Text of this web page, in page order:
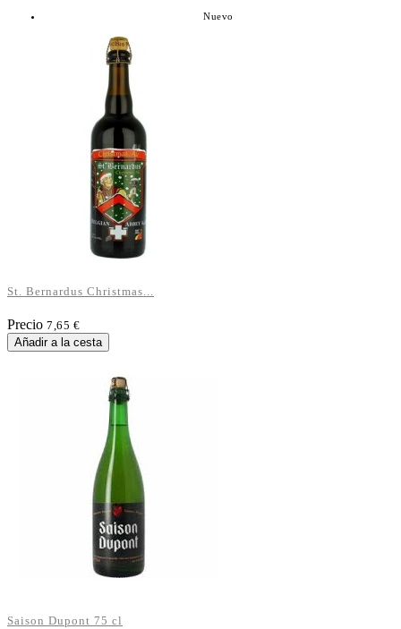
Nuevo
St. Bernardus Christmas...
Precio 7,65 €
Añadir a la cesta
Saison Dupont 75 cl